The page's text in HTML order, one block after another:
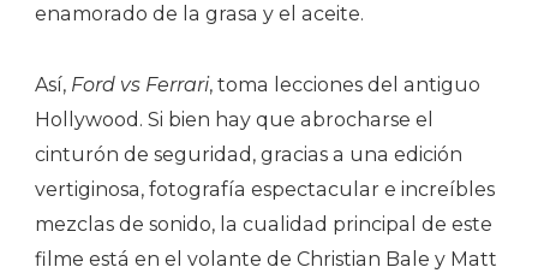
enamorado de la grasa y el aceite.
Así, Ford vs Ferrari, toma lecciones del antiguo
Hollywood. Si bien hay que abrocharse el
cinturón de seguridad, gracias a una edición
vertiginosa, fotografía espectacular e increíbles
mezclas de sonido, la cualidad principal de este
filme está en el volante de Christian Bale y Matt